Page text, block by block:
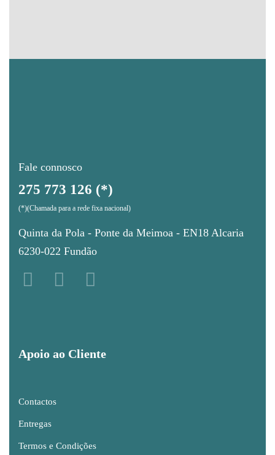
Fale connosco
275 773 126 (*)
(*)(Chamada para a rede fixa nacional)
Quinta da Pola - Ponte da Meimoa - EN18 Alcaria
6230-022 Fundão
Apoio ao Cliente
Contactos
Entregas
Termos e Condições